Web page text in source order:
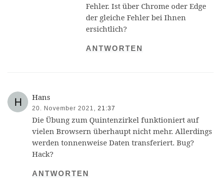
Fehler. Ist über Chrome oder Edge
der gleiche Fehler bei Ihnen
ersichtlich?
ANTWORTEN
Hans
20. November 2021, 21:37
Die Übung zum Quintenzirkel funktioniert auf
vielen Browsern überhaupt nicht mehr. Allerdings
werden tonnenweise Daten transferiert. Bug?
Hack?
ANTWORTEN